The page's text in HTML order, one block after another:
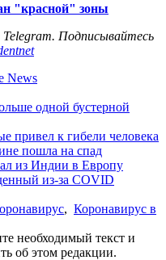
"красной" зоны
Telegram. Подписывайтесь
News
одной бустерной
привел к гибели человека
пошла на спад
из Индии в Европу
из-за COVID
, Коронавирус в
необходимый текст и
об этом редакции.